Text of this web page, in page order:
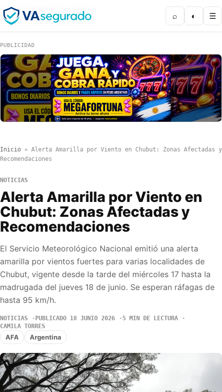
⌕ ◐ ☰
PUBLICIDAD
Inicio » Alerta Amarilla por Viento en Chubut: Zonas Afectadas y
Recomendaciones
NOTICIAS
Alerta Amarilla por Viento en
Chubut: Zonas Afectadas y
Recomendaciones
El Servicio Meteorológico Nacional emitió una alerta
amarilla por vientos fuertes para varias localidades de
Chubut, vigente desde la tarde del miércoles 17 hasta la
madrugada del jueves 18 de junio. Se esperan ráfagas de
hasta 95 km/h.
NOTICIAS PUBLICADO 18 JUNIO 2026
5 MIN DE LECTURA
CAMILA TORRES
AFA Argentina